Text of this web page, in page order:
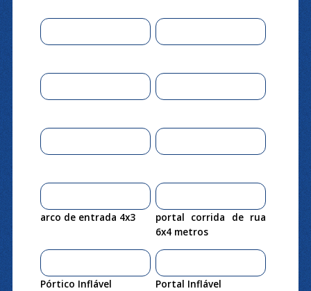
arco de entrada 4x3
portal corrida de rua
6x4 metros
Pórtico Inflável Portal Inflável